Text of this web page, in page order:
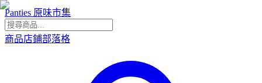
Panties 原味市集
商品店鋪部落格